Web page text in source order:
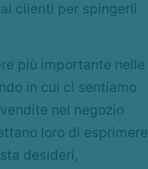
clienti per spingerli
più importante nelle
in cui ci sentiamo
nel negozio
loro di esprimere
desideri,